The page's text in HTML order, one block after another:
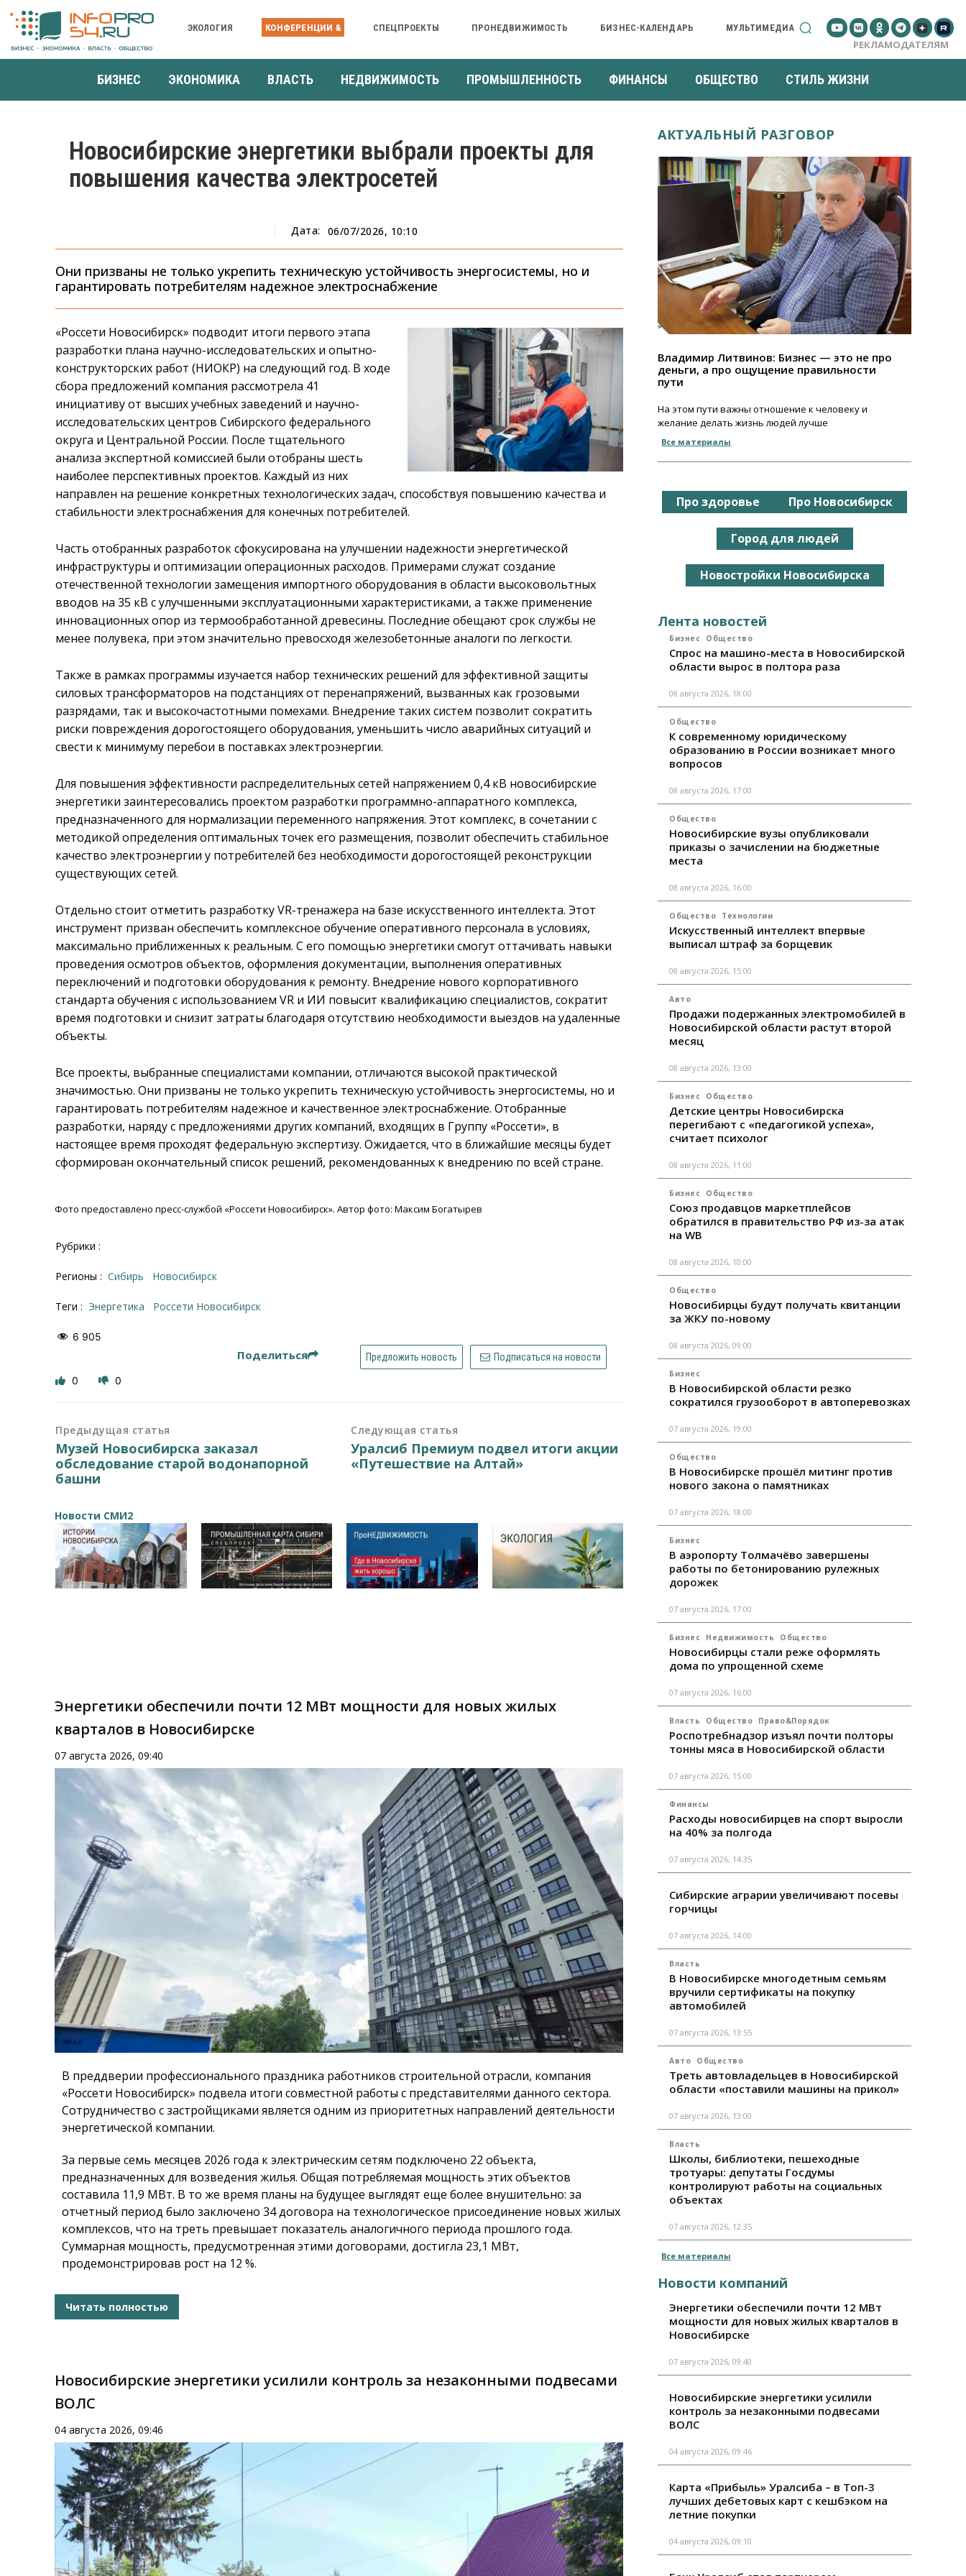
ЭКОЛОГИЯ КОНФЕРЕНЦИИ & СПЕЦПРОЕКТЫ ПРОНЕДВИЖИМОСТЬ БИЗНЕС-КАЛЕНДАРЬ МУЛЬТИМЕДИА
РЕКЛАМОДАТЕЛЯМ
БИЗНЕС ЭКОНОМИКА ВЛАСТЬ НЕДВИЖИМОСТЬ ПРОМЫШЛЕННОСТЬ ФИНАНСЫ ОБЩЕСТВО СТИЛЬ ЖИЗНИ
Новосибирские энергетики выбрали проекты для
повышения качества электросетей
Дата: 06/07/2026, 10:10
Они призваны не только укрепить техническую устойчивость энергосистемы, но и
гарантировать потребителям надежное электроснабжение
«Россети Новосибирск» подводит итоги первого этапа
разработки плана научно-исследовательских и опытно-
конструкторских работ (НИОКР) на следующий год. В ходе
сбора предложений компания рассмотрела 41
инициативу от высших учебных заведений и научно-
исследовательских центров Сибирского федерального
округа и Центральной России. После тщательного
анализа экспертной комиссией были отобраны шесть
наиболее перспективных проектов. Каждый из них
направлен на решение конкретных технологических задач, способствуя повышению качества и
стабильности электроснабжения для конечных потребителей.
Часть отобранных разработок сфокусирована на улучшении надежности энергетической
инфраструктуры и оптимизации операционных расходов. Примерами служат создание
отечественной технологии замещения импортного оборудования в области высоковольтных
вводов на 35 кВ с улучшенными эксплуатационными характеристиками, а также применение
инновационных опор из термообработанной древесины. Последние обещают срок службы не
менее полувека, при этом значительно превосходя железобетонные аналоги по легкости.
Также в рамках программы изучается набор технических решений для эффективной защиты
силовых трансформаторов на подстанциях от перенапряжений, вызванных как грозовыми
разрядами, так и высокочастотными помехами. Внедрение таких систем позволит сократить
риски повреждения дорогостоящего оборудования, уменьшить число аварийных ситуаций и
свести к минимуму перебои в поставках электроэнергии.
Для повышения эффективности распределительных сетей напряжением 0,4 кВ новосибирские
энергетики заинтересовались проектом разработки программно-аппаратного комплекса,
предназначенного для нормализации переменного напряжения. Этот комплекс, в сочетании с
методикой определения оптимальных точек его размещения, позволит обеспечить стабильное
качество электроэнергии у потребителей без необходимости дорогостоящей реконструкции
существующих сетей.
Отдельно стоит отметить разработку VR-тренажера на базе искусственного интеллекта. Этот
инструмент призван обеспечить комплексное обучение оперативного персонала в условиях,
максимально приближенных к реальным. С его помощью энергетики смогут оттачивать навыки
проведения осмотров объектов, оформления документации, выполнения оперативных
переключений и подготовки оборудования к ремонту. Внедрение нового корпоративного
стандарта обучения с использованием VR и ИИ повысит квалификацию специалистов, сократит
время подготовки и снизит затраты благодаря отсутствию необходимости выездов на удаленные
объекты.
Все проекты, выбранные специалистами компании, отличаются высокой практической
значимостью. Они призваны не только укрепить техническую устойчивость энергосистемы, но и
гарантировать потребителям надежное и качественное электроснабжение. Отобранные
разработки, наряду с предложениями других компаний, входящих в Группу «Россети», в
настоящее время проходят федеральную экспертизу. Ожидается, что в ближайшие месяцы будет
сформирован окончательный список решений, рекомендованных к внедрению по всей стране.
Фото предоставлено пресс-службой «Россети Новосибирск». Автор фото: Максим Богатырев
Рубрики :
Регионы : Сибирь Новосибирск
Теги : энергетика Россети Новосибирск
6 905
Поделиться Предложить новость Подписаться на новости
0 0
Предыдущая статья
Музей Новосибирска заказал
обследование старой водонапорной
башни
Следующая статья
Уралсиб Премиум подвел итоги акции
«Путешествие на Алтай»
Новости СМИ2
Энергетики обеспечили почти 12 МВт мощности для новых жилых
кварталов в Новосибирске
07 августа 2026, 09:40
В преддверии профессионального праздника работников строительной отрасли, компания
«Россети Новосибирск» подвела итоги совместной работы с представителями данного сектора.
Сотрудничество с застройщиками является одним из приоритетных направлений деятельности
энергетической компании.
За первые семь месяцев 2026 года к электрическим сетям подключено 22 объекта,
предназначенных для возведения жилья. Общая потребляемая мощность этих объектов
составила 11,9 МВт. В то же время планы на будущее выглядят еще более внушительно: за
отчетный период было заключено 34 договора на технологическое присоединение новых жилых
комплексов, что на треть превышает показатель аналогичного периода прошлого года.
Суммарная мощность, предусмотренная этими договорами, достигла 23,1 МВт,
продемонстрировав рост на 12 %.
Читать полностью
Новосибирские энергетики усилили контроль за незаконными подвесами
ВОЛС
04 августа 2026, 09:46
АКТУАЛЬНЫЙ РАЗГОВОР
Владимир Литвинов: Бизнес — это не про
деньги, а про ощущение правильности
пути
На этом пути важны отношение к человеку и
желание делать жизнь людей лучше
Все материалы
Про здоровье Про Новосибирск
Город для людей
Новостройки Новосибирска
Лента новостей
Бизнес Общество
Спрос на машино-места в Новосибирской
области вырос в полтора раза
08 августа 2026, 18:00
Общество
К современному юридическому
образованию в России возникает много
вопросов
08 августа 2026, 17:00
Общество
Новосибирские вузы опубликовали
приказы о зачислении на бюджетные
места
08 августа 2026, 16:00
Общество Технологии
Искусственный интеллект впервые
выписал штраф за борщевик
08 августа 2026, 15:00
Авто
Продажи подержанных электромобилей в
Новосибирской области растут второй
месяц
08 августа 2026, 13:00
Бизнес Общество
Детские центры Новосибирска
перегибают с «педагогикой успеха»,
считает психолог
08 августа 2026, 11:00
Бизнес Общество
Союз продавцов маркетплейсов
обратился в правительство РФ из-за атак
на WB
08 августа 2026, 10:00
Общество
Новосибирцы будут получать квитанции
за ЖКУ по-новому
08 августа 2026, 09:00
Бизнес
В Новосибирской области резко
сократился грузооборот в автоперевозках
07 августа 2026, 19:00
Общество
В Новосибирске прошёл митинг против
нового закона о памятниках
07 августа 2026, 18:00
Бизнес
В аэропорту Толмачёво завершены
работы по бетонированию рулежных
дорожек
07 августа 2026, 17:00
Бизнес Недвижимость Общество
Новосибирцы стали реже оформлять
дома по упрощенной схеме
07 августа 2026, 16:00
Власть Общество Право&Порядок
Роспотребнадзор изъял почти полторы
тонны мяса в Новосибирской области
07 августа 2026, 15:00
Финансы
Расходы новосибирцев на спорт выросли
на 40% за полгода
07 августа 2026, 14:35
Сибирские аграрии увеличивают посевы
горчицы
07 августа 2026, 14:00
Власть
В Новосибирске многодетным семьям
вручили сертификаты на покупку
автомобилей
07 августа 2026, 13:55
Авто Общество
Треть автовладельцев в Новосибирской
области «поставили машины на прикол»
07 августа 2026, 13:00
Власть
Школы, библиотеки, пешеходные
тротуары: депутаты Госдумы
контролируют работы на социальных
объектах
07 августа 2026, 12:35
Все материалы
Новости компаний
Энергетики обеспечили почти 12 МВт
мощности для новых жилых кварталов в
Новосибирске
07 августа 2026, 09:40
Новосибирские энергетики усилили
контроль за незаконными подвесами
ВОЛС
04 августа 2026, 09:46
Карта «Прибыль» Уралсиба – в Топ-3
лучших дебетовых карт с кешбэком на
летние покупки
04 августа 2026, 09:10